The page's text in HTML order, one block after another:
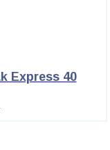
Express 40